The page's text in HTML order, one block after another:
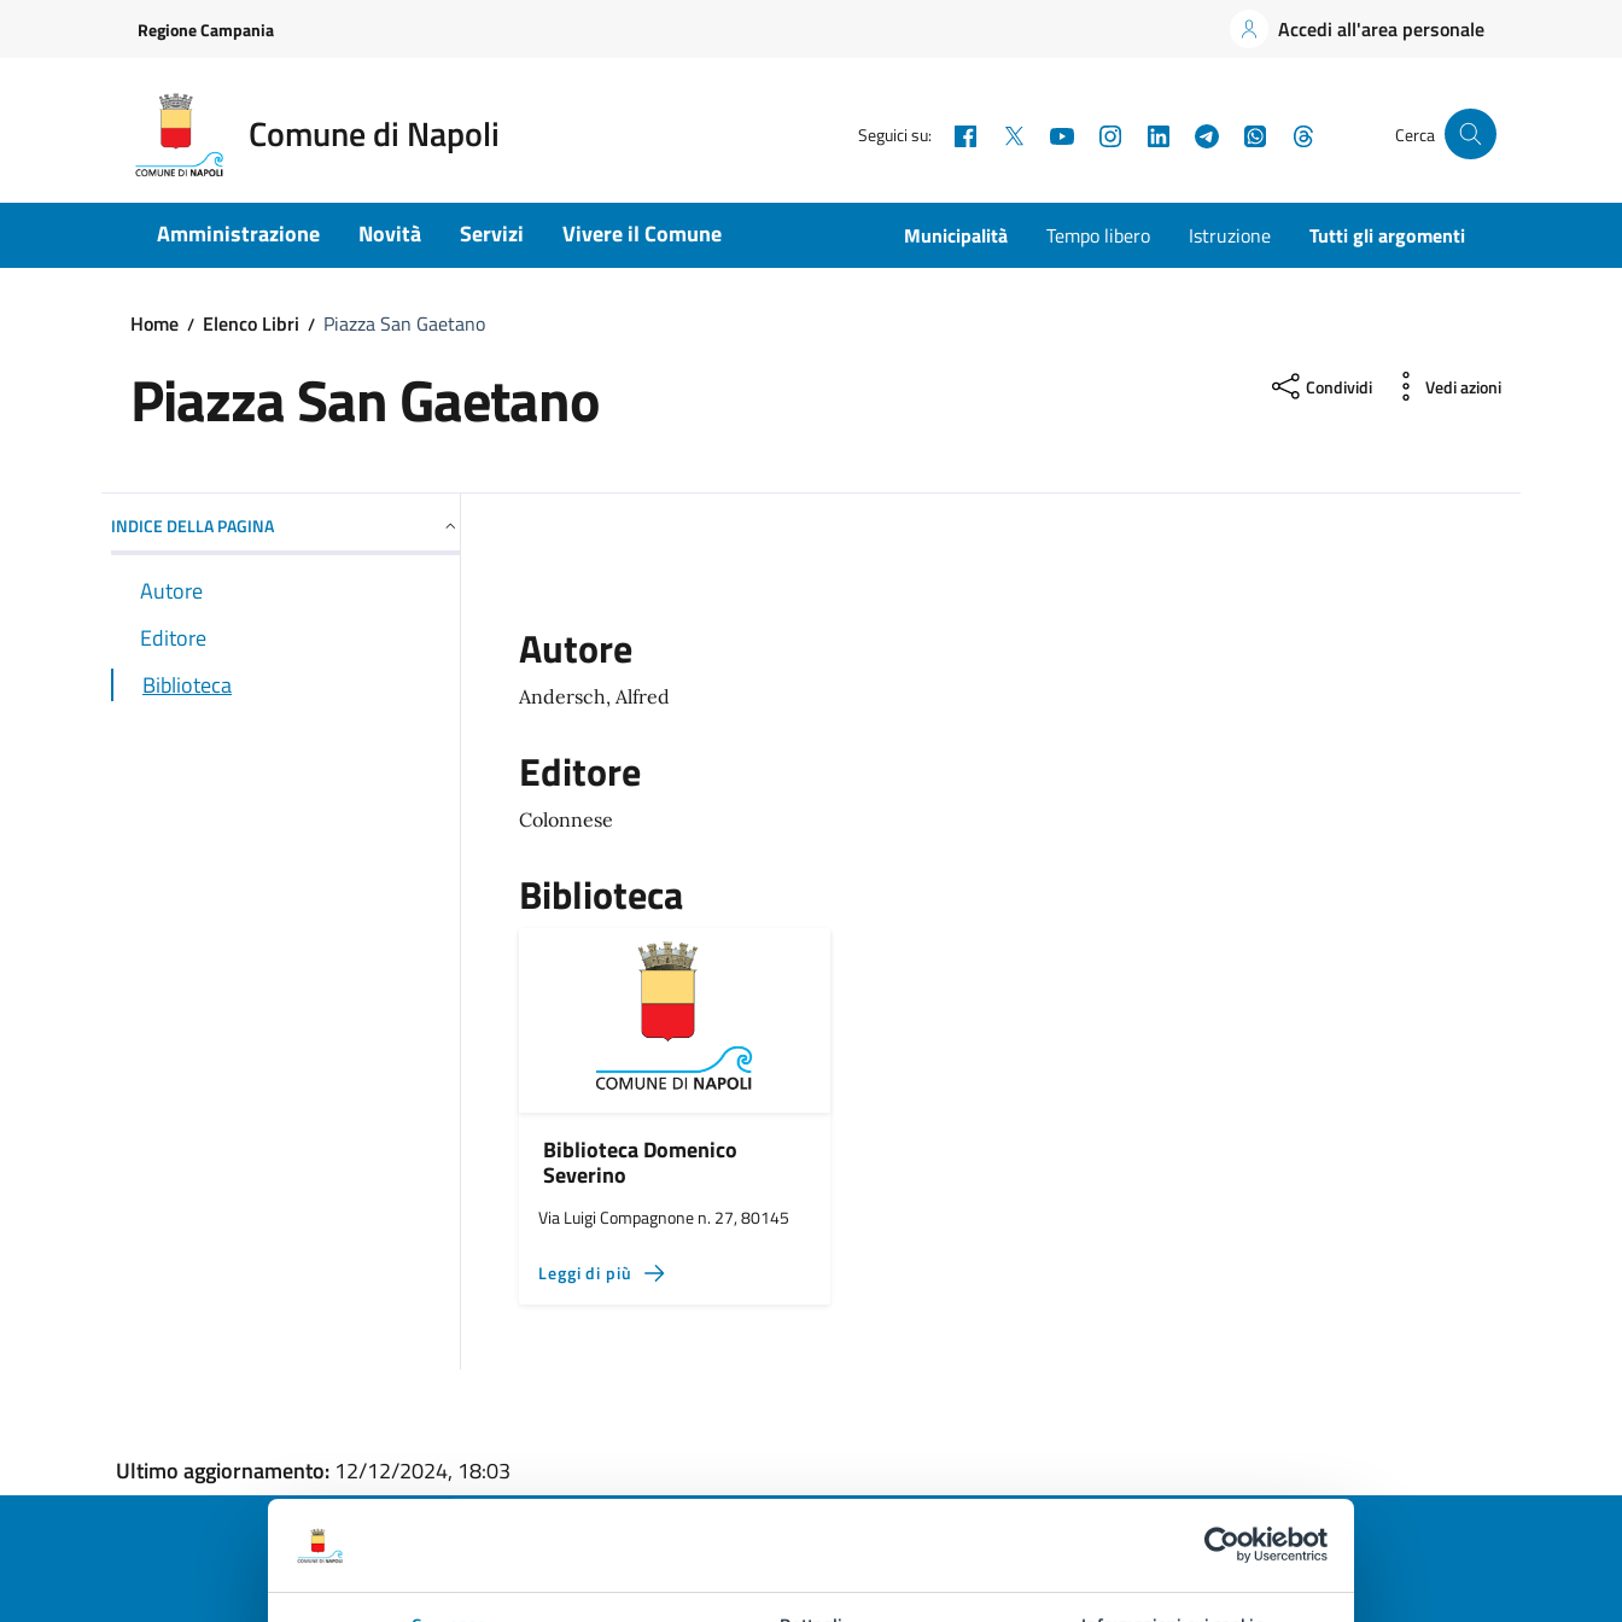
Regione Campania Accedi all'area personale
Comune di Napoli Seguici su: Facebook YouTubeInstagramLinkedInTelegramWhatsApp Cerca
Amministrazione Novità Servizi Vivere il Comune Municipalità Tempo libero Istruzione Tutti gli argomenti
Home Elenco Libri Piazza San Gaetano
Piazza San Gaetano Condividi Vedi azioni
INDICE DELLA PAGINA
Autore
Editore
Biblioteca
Autore
Andersch, Alfred
Editore
Colonnese
Biblioteca
Biblioteca Domenico
Severino
Via Luigi Compagnone n. 27, 80145
Leggi di più
Ultimo aggiornamento: 12/12/2024, 18:03